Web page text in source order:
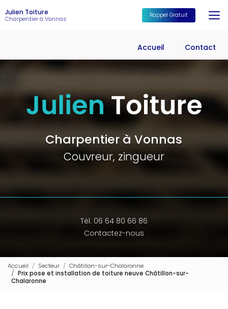
au
contenu
Accueil
Contact
Julien Toiture
Charpentier à Vonnas Rappel Gratuit
Charpentier à Vonnas
Couvreur, zingueur
Tél. 06 64 80 66 86
Contactez-nous
Accueil Secteur
Châtillon-sur-Chalaronne
Prix pose et installation de toiture neuve Châtillon-sur-
Chalaronne